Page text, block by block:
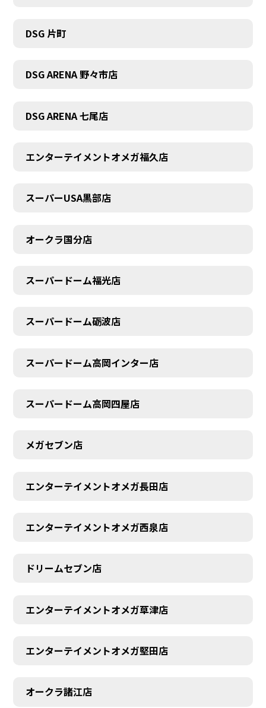
DSG 片町
DSG ARENA 野々市店
DSG ARENA 七尾店
エンターテイメントオメガ福久店
スーパーUSA黒部店
オークラ国分店
スーパードーム福光店
スーパードーム砺波店
スーパードーム高岡インター店
スーパードーム高岡四屋店
メガセブン店
エンターテイメントオメガ長田店
エンターテイメントオメガ西泉店
ドリームセブン店
エンターテイメントオメガ草津店
エンターテイメントオメガ堅田店
オークラ諸江店